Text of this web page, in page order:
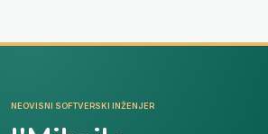
NEOVISNI SOFTVERSKI INŽENJER